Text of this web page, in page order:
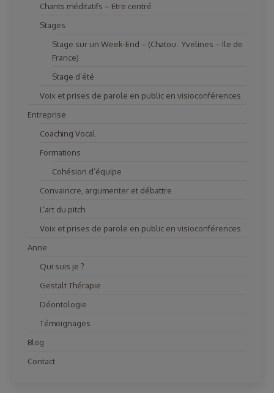
Chants méditatifs – Etre centré
Stages
Stage sur un Week-End – (Chatou : Yvelines – Ile de
France)
Stage d’été
Voix et prises de parole en public en visioconférences
Entreprise
Coaching Vocal
Formations
Cohésion d’équipe
Convaincre, argumenter et débattre
L’art du pitch
Voix et prises de parole en public en visioconférences
Anne
Qui suis je ?
Gestalt Thérapie
Déontologie
Témoignages
Blog
Contact